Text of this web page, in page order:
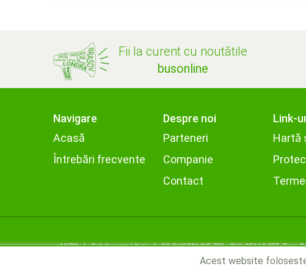
Fii la curent cu noutătile
busonline
Navigare
Acasă
Întrebări frecvente
Despre noi
Parteneri
Companie
Contact
Link-
Hartă
ANPC Soluționare Litigii SC BUSONLINE SRL, CUI: 35163477, Reg.
Acest website